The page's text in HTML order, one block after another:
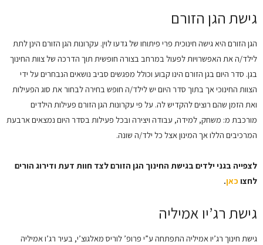
גישת הגן הזורם
הגן הזורם היא גישה חינוכית פרי פיתוחו של גדעו לוין. עקרונות הגן הזורם הינן לתת
לילד/ה את האפשרויות לפעול במרחב בצורה חופשית תוך הדרכה של צוות החינוך
בגן. סדר היום בגן הזורם הינו קבוע וכולל מפגשים סביב נושאים הנבחרים על ידי
הצוות החינוכי אך בתוך סדר היום יש לילד/ה חופש בחירה לבחור את סוג הפעילות
ואת הזמן שהם רוצים להקדיש לה. על פי עקרונות הגן הזורם פעילות הילדים
מורכבת מ: משחק, למידה, עבודה ויצירה ובכל פעילות בסדר היום נמצאים ארבעת
המרכיבים הללו אך המינון אצל כל ילד/ה שונה.
לצפייה בגני ילדים בגישת החינוך הגן הזורם לצד חוות דעת ודירוג הורים
לחצו כאן.
גישת רג’יו אמיליה
גישת חינוך רג’יו אמיליה התפתחה ע”י פרופ’ לוריס מאלגוצ’י, בעיר רג’ו אמיליה